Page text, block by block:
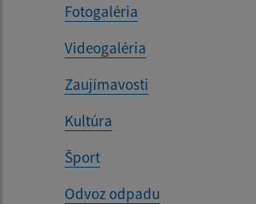
Fotogaléria
Videogaléria
Zaujímavosti
Kultúra
Šport
Odvoz odpadu